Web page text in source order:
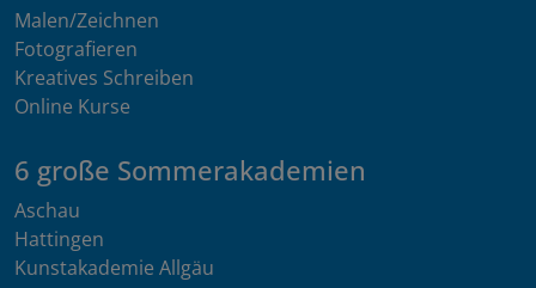
Malen/Zeichnen
Fotografieren
Kreatives Schreiben
Online Kurse
6 große Sommerakademien
Aschau
Hattingen
Kunstakademie Allgäu